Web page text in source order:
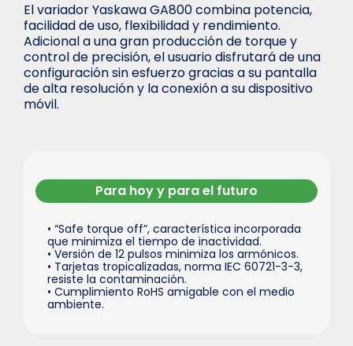
El variador Yaskawa GA800 combina potencia,
facilidad de uso, flexibilidad y rendimiento.
Adicional a una gran producción de torque y
control de precisión, el usuario disfrutará de una
configuración sin esfuerzo gracias a su pantalla
de alta resolución y la conexión a su dispositivo
móvil.
Para hoy y para el futuro
• “Safe torque off”, característica incorporada
que minimiza el tiempo de inactividad.
• Versión de 12 pulsos minimiza los armónicos.
• Tarjetas tropicalizadas, norma IEC 60721-3-3,
resiste la contaminación.
• Cumplimiento RoHS amigable con el medio
ambiente.